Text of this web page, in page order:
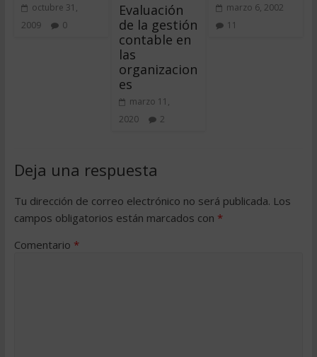
octubre 31,
2009
0
Evaluación
de la gestión
contable en
las
organizacion
es
marzo 11,
2020
2
marzo 6, 2002
11
Deja una respuesta
Tu dirección de correo electrónico no será publicada. Los
campos obligatorios están marcados con *
Comentario *